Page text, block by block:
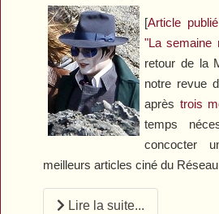
[Article
"La semaine
retour de la
notre revue
après trois
temps
concocter
meilleurs articles ciné du
Lire la suite...